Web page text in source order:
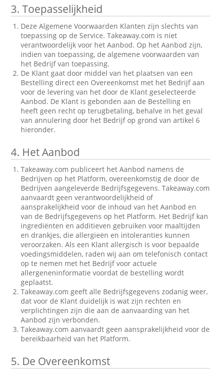
3. Toepasselijkheid
Deze Algemene Voorwaarden Klanten zijn slechts van
toepassing op de Service. Takeaway.com is niet
verantwoordelijk voor het Aanbod. Op het Aanbod zijn,
indien van toepassing, de algemene voorwaarden van
het Bedrijf van toepassing.
De Klant gaat door middel van het plaatsen van een
Bestelling direct een Overeenkomst met het Bedrijf aan
voor de levering van het door de Klant geselecteerde
Aanbod. De Klant is gebonden aan de Bestelling en
heeft geen recht op terugbetaling, behalve in het geval
van annulering door het Bedrijf op grond van artikel 6
hieronder.
4. Het Aanbod
Takeaway.com publiceert het Aanbod namens de
Bedrijven op het Platform, overeenkomstig de door de
Bedrijven aangeleverde Bedrijfsgegevens. Takeaway.com
aanvaardt geen verantwoordelijkheid of
aansprakelijkheid voor de inhoud van het Aanbod en
van de Bedrijfsgegevens op het Platform. Het Bedrijf kan
ingrediënten en additieven gebruiken voor maaltijden
en drankjes, die allergieën en intoleranties kunnen
veroorzaken. Als een Klant allergisch is voor bepaalde
voedingsmiddelen, raden wij aan om telefonisch contact
op te nemen met het Bedrijf voor actuele
allergeneninformatie voordat de bestelling wordt
geplaatst.
Takeaway.com geeft alle Bedrijfsgegevens zodanig weer,
dat voor de Klant duidelijk is wat zijn rechten en
verplichtingen zijn die aan de aanvaarding van het
Aanbod zijn verbonden.
Takeaway.com aanvaardt geen aansprakelijkheid voor de
bereikbaarheid van het Platform.
5. De Overeenkomst